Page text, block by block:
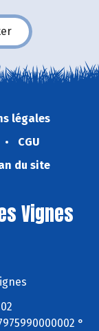
légales
CGU
du site
Vignes
°